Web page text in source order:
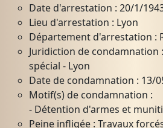
Date d'arrestation : 20/1/
Lieu d'arrestation : Lyon
Département d'arrestation :
Juridiction de condamnation
spécial - Lyon
Date de condamnation : 13/
Motif(s) de condamnation :
- Détention d'armes et
Peine infligée : Travaux